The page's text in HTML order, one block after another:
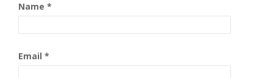
Name *
Email *